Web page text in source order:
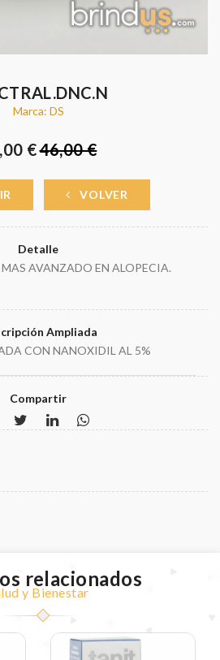
Marca: DS
€46,00 €
VOLVER
Detalle
AVANZADO EN ALOPECIA.
Ampliada
CON NANOXIDIL AL 5%
Compartir
relacionados
y Bienestar